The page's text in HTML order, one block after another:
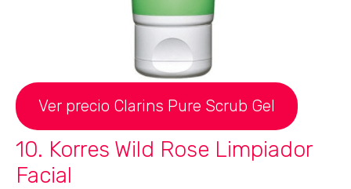
Ver precio Clarins Pure Scrub Gel
10. Korres Wild Rose Limpiador
Facial